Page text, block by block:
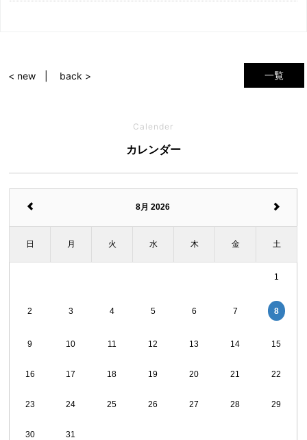
一覧
< new back >
Calender
カレンダー
8月 2026
日 月 火 水 木 金 土
1
2 3 4 5 6 7 8
9 10 11 12 13 14 15
16 17 18 19 20 21 22
23 24 25 26 27 28 29
30 31